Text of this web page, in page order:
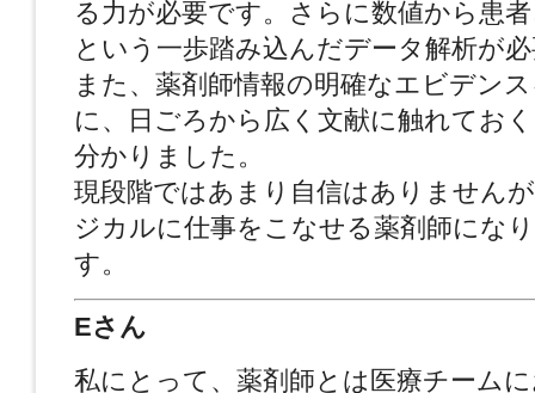
る力が必要です。さらに数値から患
という一歩踏み込んだデータ解析が
また、薬剤師情報の明確なエビデン
に、日ごろから広く文献に触れてお
分かりました。
現段階ではあまり自信はありません
ジカルに仕事をこなせる薬剤師にな
す。
Eさん
私にとって、薬剤師とは医療チーム